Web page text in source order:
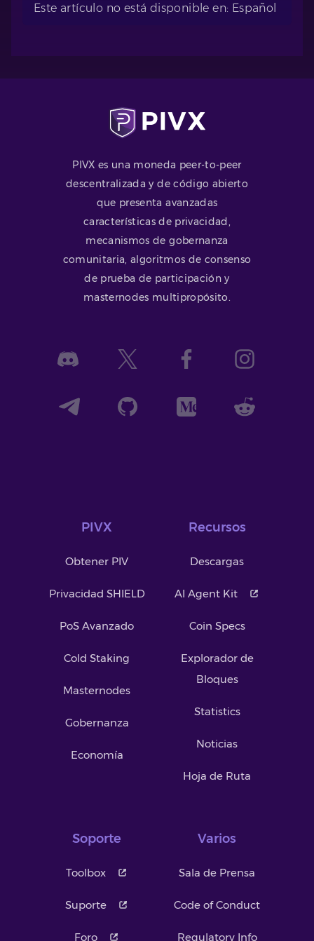
Este artículo no está disponible en: Español
PIVX es una moneda peer-to-peer
descentralizada y de código abierto
que presenta avanzadas
características de privacidad,
mecanismos de gobernanza
comunitaria, algoritmos de consenso
de prueba de participación y
masternodes multipropósito.
PIVX
Obtener PIV
Privacidad SHIELD
PoS Avanzado
Cold Staking
Masternodes
Gobernanza
Economía
Recursos
Descargas
AI Agent Kit
Coin Specs
Explorador de
Bloques
Statistics
Noticias
Hoja de Ruta
Soporte
Toolbox
Suporte
Foro
Varios
Sala de Prensa
Code of Conduct
Regulatory Info